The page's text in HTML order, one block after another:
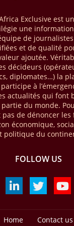
à l’échelle mondiale,
rapport à 2024).
du nombre de
dans le monde, avec
rapport à 2024) sur
CREATIVE
par le Boston
Empowering
saisissant de
négligé.
représente
% d'un marché mondial
est vertigineux, mais il
atteindre 140
Exclusive est
une
de
et de qualité
ajoutée.
décideurs
diplomates…) la
participe à
actualités qui font
du monde.
pas de dénoncer
économique,
politique du
FOLLOW US
Home Contact us